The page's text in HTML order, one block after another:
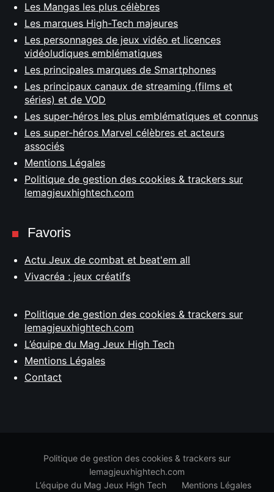
Les Mangas les plus célèbres
Les marques High-Tech majeures
Les personnages de jeux vidéo et licences
vidéoludiques emblématiques
Les principales marques de Smartphones
Les principaux canaux de streaming (films et
séries) et de VOD
Les super-héros les plus emblématiques et connus
Les super-héros Marvel célèbres et acteurs
associés
Mentions Légales
Politique de gestion des cookies & trackers sur
lemagjeuxhightech.com
Favoris
Actu Jeux de combat et beat'em all
Vivacréa : jeux créatifs
Politique de gestion des cookies & trackers sur
lemagjeuxhightech.com
L’équipe du Mag Jeux High Tech
Mentions Légales
Contact
Politique de gestion des cookies & trackers sur
lemagjeuxhightech.com
L’équipe du Mag Jeux High Tech
Mentions Légales